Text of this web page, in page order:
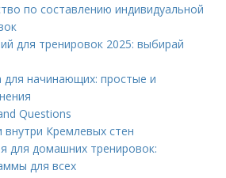
по составлению индивидуальной
для тренировок 2025: выбирай
для начинающих: простые и
Questions
Кремлевых стен
для домашних тренировок:
для всех